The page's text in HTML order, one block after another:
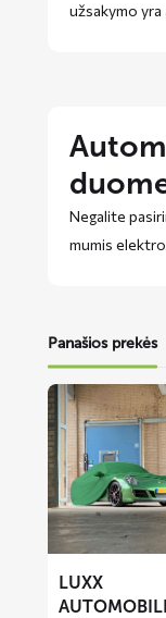
užsakymo yra
Negalite
mumis
Panašios prekės
Lees
meer
over
LUXX
automobilio
uždangalas
LUXX